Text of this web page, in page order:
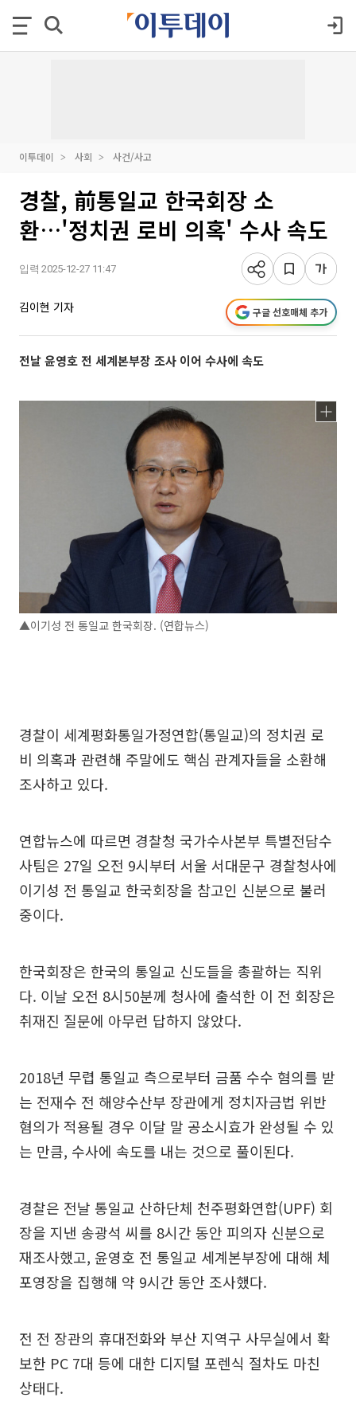
이투데이 사회 사건/사고
경찰, 前통일교 한국회장 소
환…'정치권 로비 의혹' 수사 속도
입력 2025-12-27 11:47
김이현 기자 구글 선호매체 추가
전날 윤영호 전 세계본부장 조사 이어 수사에 속도
▲이기성 전 통일교 한국회장. (연합뉴스)
경찰이 세계평화통일가정연합(통일교)의 정치권 로
비 의혹과 관련해 주말에도 핵심 관계자들을 소환해
조사하고 있다.
연합뉴스에 따르면 경찰청 국가수사본부 특별전담수
사팀은 27일 오전 9시부터 서울 서대문구 경찰청사에
이기성 전 통일교 한국회장을 참고인 신분으로 불러
중이다.
한국회장은 한국의 통일교 신도들을 총괄하는 직위
다. 이날 오전 8시50분께 청사에 출석한 이 전 회장은
취재진 질문에 아무런 답하지 않았다.
2018년 무렵 통일교 측으로부터 금품 수수 혐의를 받
는 전재수 전 해양수산부 장관에게 정치자금법 위반
혐의가 적용될 경우 이달 말 공소시효가 완성될 수 있
는 만큼, 수사에 속도를 내는 것으로 풀이된다.
경찰은 전날 통일교 산하단체 천주평화연합(UPF) 회
장을 지낸 송광석 씨를 8시간 동안 피의자 신분으로
재조사했고, 윤영호 전 통일교 세계본부장에 대해 체
포영장을 집행해 약 9시간 동안 조사했다.
전 전 장관의 휴대전화와 부산 지역구 사무실에서 확
보한 PC 7대 등에 대한 디지털 포렌식 절차도 마친
상태다.